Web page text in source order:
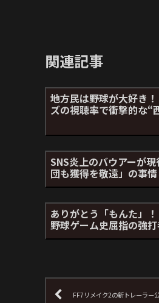
関連記事
地方民は野球が大好き
ズの視聴率で衝撃的な“
SNS炎上のバウアーが
団も獲得を敬遠」の事
ありがとう「もんた」
野球ゲーム史屈指の強
FF7リメイク2の新トレーラー